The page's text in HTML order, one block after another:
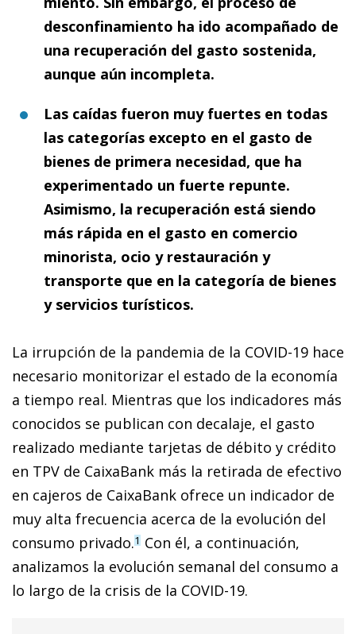
desconfinamiento ha ido acompañado de
una recuperación del gasto sos­­tenida,
aunque aún incompleta.
Las caídas fueron muy fuertes en todas
las categorías excepto en el gasto de
bienes de primera necesidad, que ha
experimentado un fuerte repunte.
Asimismo, la recuperación está siendo
más rápida en el gasto en comercio
minorista, ocio y restauración y
transporte que en la categoría de bienes
y servicios turísticos.
La irrupción de la pandemia de la COVID-19 hace
necesario monitorizar el estado de la economía
a tiempo real. Mientras que los indicadores más
conocidos se publican con decalaje, el gasto
realizado mediante tarjetas de débito y crédito
en TPV de CaixaBank más la retirada de efectivo
en cajeros de CaixaBank ofrece un indicador de
muy alta frecuencia acerca de la evolución del
consumo privado.1 Con él, a continuación,
analizamos la evolución semanal del consumo a
lo largo de la crisis de la COVID-19.